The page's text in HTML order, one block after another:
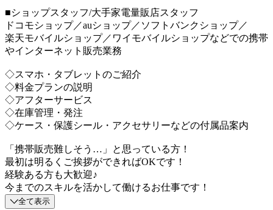
■ショップスタッフ/大手家電量販店スタッフ
ドコモショップ／auショップ／ソフトバンクショップ／
楽天モバイルショップ／ワイモバイルショップなどでの携帯
やインターネット販売業務
◇スマホ・タブレットのご紹介
◇料金プランの説明
◇アフターサービス
◇在庫管理・発注
◇ケース・保護シール・アクセサリーなどの付属品案内
「携帯販売難しそう…」と思っている方！
最初は明るくご挨拶ができればOKです！
経験ある方も大歓迎♪
今までのスキルを活かして働けるお仕事です！
全て表示